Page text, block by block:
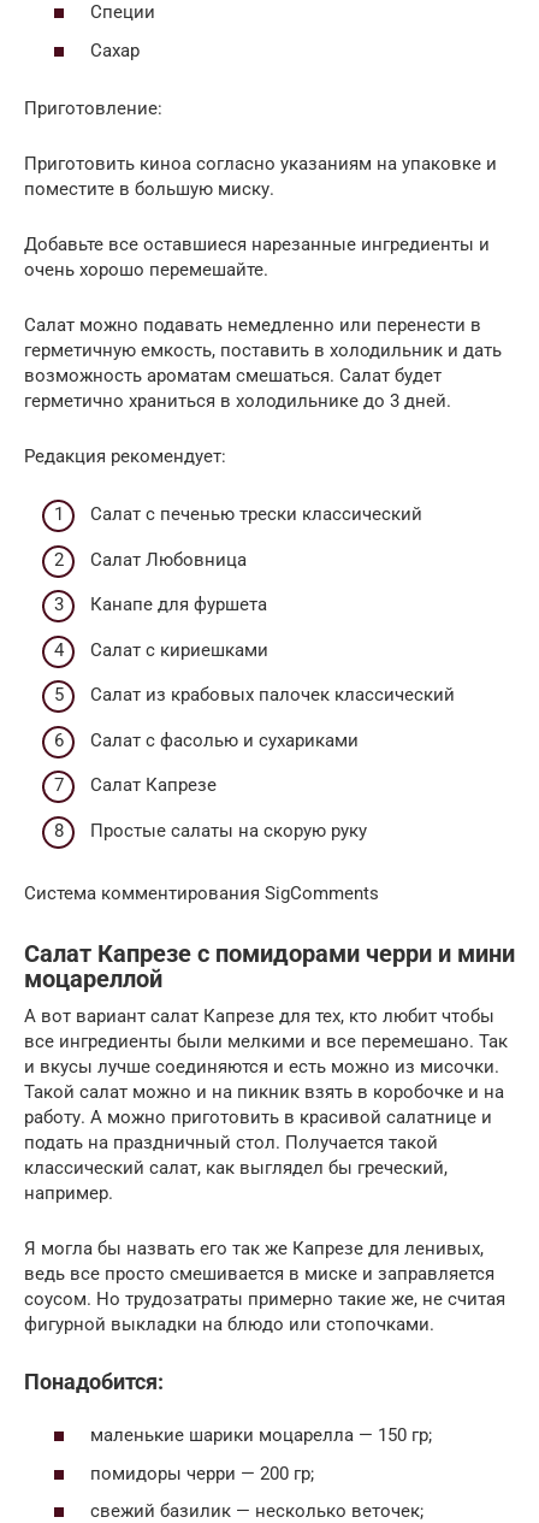
Специи
Сахар
Приготовление:
Приготовить киноа согласно указаниям на упаковке и
поместите в большую миску.
Добавьте все оставшиеся нарезанные ингредиенты и
очень хорошо перемешайте.
Салат можно подавать немедленно или перенести в
герметичную емкость, поставить в холодильник и дать
возможность ароматам смешаться. Салат будет
герметично храниться в холодильнике до 3 дней.
Редакция рекомендует:
Cалат с печенью трески классический
Салат Любовница
Канапе для фуршета
Салат с кириешками
Салат из крабовых палочек классический
Салат с фасолью и сухариками
Салат Капрезе
Простые салаты на скорую руку
Система комментирования SigComments
Салат Капрезе с помидорами черри и мини
моцареллой
А вот вариант салат Капрезе для тех, кто любит чтобы
все ингредиенты были мелкими и все перемешано. Так
и вкусы лучше соединяются и есть можно из мисочки.
Такой салат можно и на пикник взять в коробочке и на
работу. А можно приготовить в красивой салатнице и
подать на праздничный стол. Получается такой
классический салат, как выглядел бы греческий,
например.
Я могла бы назвать его так же Капрезе для ленивых,
ведь все просто смешивается в миске и заправляется
соусом. Но трудозатраты примерно такие же, не считая
фигурной выкладки на блюдо или стопочками.
Понадобится:
маленькие шарики моцарелла — 150 гр;
помидоры черри — 200 гр;
свежий базилик — несколько веточек;